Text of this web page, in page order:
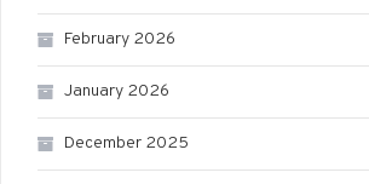
February 2026
January 2026
December 2025